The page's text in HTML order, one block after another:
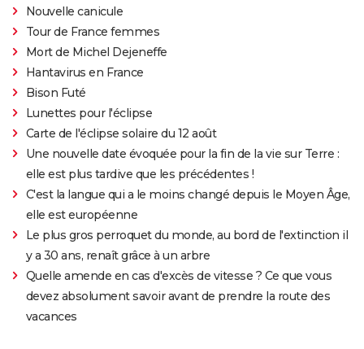
Nouvelle canicule
Tour de France femmes
Mort de Michel Dejeneffe
Hantavirus en France
Bison Futé
Lunettes pour l'éclipse
Carte de l'éclipse solaire du 12 août
Une nouvelle date évoquée pour la fin de la vie sur Terre :
elle est plus tardive que les précédentes !
C'est la langue qui a le moins changé depuis le Moyen Âge,
elle est européenne
Le plus gros perroquet du monde, au bord de l'extinction il
y a 30 ans, renaît grâce à un arbre
Quelle amende en cas d'excès de vitesse ? Ce que vous
devez absolument savoir avant de prendre la route des
vacances